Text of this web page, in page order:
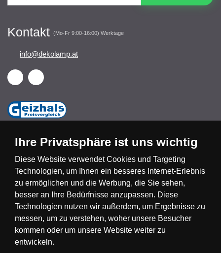
Kontakt (Mo-Fr 9:00-16:00) Werktage
info@dekolamp.at
Česká republika Slovensko Deutschland
Magyarország Österreich België
Nederland
Ihre Privatsphäre ist uns wichtig
Diese Website verwendet Cookies und Targeting
Technologien, um Ihnen ein besseres Internet-Erlebnis
zu ermöglichen und die Werbung, die Sie sehen,
besser an Ihre Bedürfnisse anzupassen. Diese
Technologien nutzen wir außerdem, um Ergebnisse zu
messen, um zu verstehen, woher unsere Besucher
kommen oder um unsere Website weiter zu
entwickeln.